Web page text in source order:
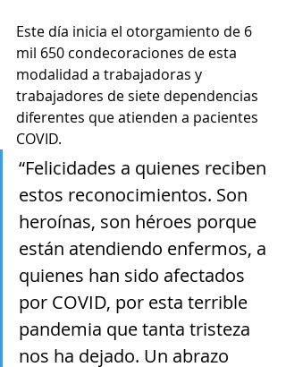
Este día inicia el otorgamiento de 6
mil 650 condecoraciones de esta
modalidad a trabajadoras y
trabajadores de siete dependencias
diferentes que atienden a pacientes
COVID.
“Felicidades a quienes reciben
estos reconocimientos. Son
heroínas, son héroes porque
están atendiendo enfermos, a
quienes han sido afectados
por COVID, por esta terrible
pandemia que tanta tristeza
nos ha dejado. Un abrazo